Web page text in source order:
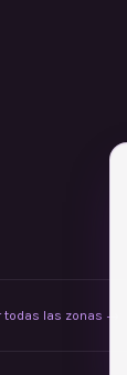
todas las zonas →